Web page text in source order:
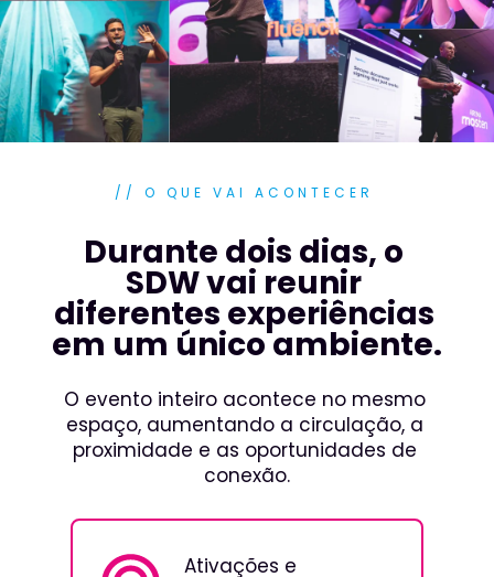
O evento inteiro acontece no mesmo
espaço, aumentando a circulação, a
proximidade e as oportunidades de
conexão.
Durante dois dias, o
SDW vai reunir
diferentes experiências
em um único ambiente.
// O QUE VAI ACONTECER
Ativações e